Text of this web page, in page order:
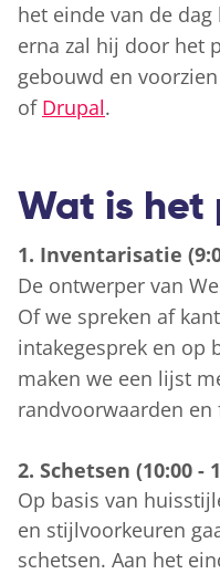
het einde van de
erna zal hij door het
gebouwd en
of Drupal.
Wat is het
1. Inventarisatie
De ontwerper van
Of we spreken af
intakegesprek en op
maken we een lijst
randvoorwaarden en
2. Schetsen (10:00 -
Op basis van
en stijlvoorkeuren
schetsen. Aan het